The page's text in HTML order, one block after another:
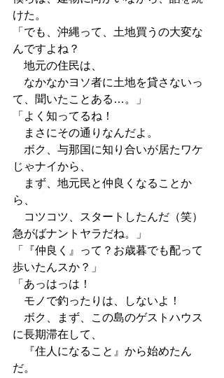
けた。
「でも、沖縄って、土地買うの大変な
んですよね？
地元の住民は、
なかなかヨソ者に土地を貸さないっ
て、聞いたことある…。」
「よく知ってるね！
まさにその通りなんだよ。
ボク、与那国に知り合いが居たワケ
じゃナイから、
まず、地元民と仲良くなることか
ら、
コツコツ、スタートしたんだ（笑）
急がばナントヤラだね。」
「『仲良く』って？お歳暮でも配って
歩いたんスか？」
「あっはっは！
モノで釣ったりは、しないよ！
ボク、まず、この島のゲストハウス
に長期滞在して、
『住人になること』から始めたん
だ。